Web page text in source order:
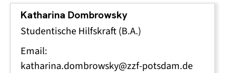
Katharina Dombrowsky
Studentische Hilfskraft (B.A.)
Email:
katharina.dombrowsky@zzf-potsdam.de